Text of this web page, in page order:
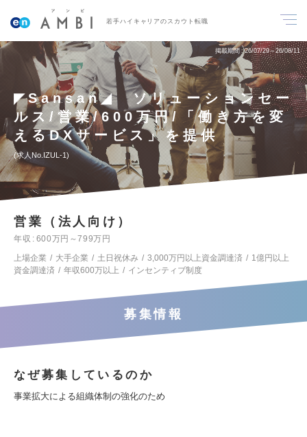
若手ハイキャリアのスカウト転職
掲載期間 26/07/29～26/08/11
◤Sansan◢ ソリューションセー
ルス/営業/600万円/「働き方を変
えるDXサービス」を提供
求人No.IZUL-1
営業（法人向け）
年収
600万円～799万円
上場企業
大手企業 土日祝休み 3,000万円以上資金調達済
1億円以上
資金調達済
年収600万以上 インセンティブ制度
募集情報
なぜ募集しているのか
事業拡大による組織体制の強化のため